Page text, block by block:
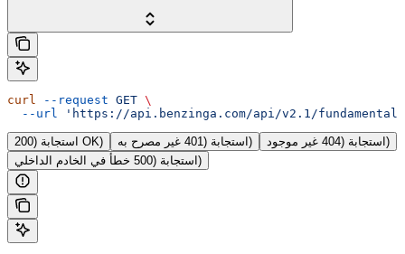
curl --request GET \
  --url
'https://api.benzinga.com/api/v2.1/
استجابة (200 OK) استجابة (401 غير مصرح به)
استجابة (404 غير موجود)
استجابة (500 خطأ في الخادم الداخلي)